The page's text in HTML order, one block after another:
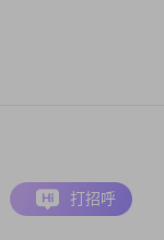
打招呼